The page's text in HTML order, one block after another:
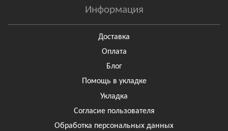
Информация
Доставка
Оплата
Блог
Помощь в укладке
Укладка
Согласие пользователя
Обработка персональных данных